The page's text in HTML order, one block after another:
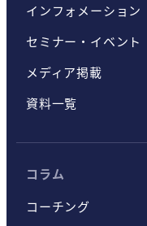
インフォメーション
セミナー・イベント
メディア掲載
資料一覧
コラム
コーチング